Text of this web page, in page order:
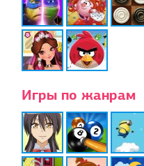
Игры по жанрам